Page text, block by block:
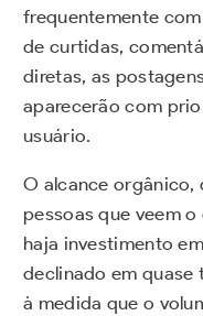
frequentemente
de curtidas,
diretas, as
aparecerão com
usuário.
O alcance orgânico,
pessoas que veem
haja investimento
declinado em quase
à medida que o